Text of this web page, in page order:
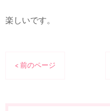
楽しいです。
< 前のページ